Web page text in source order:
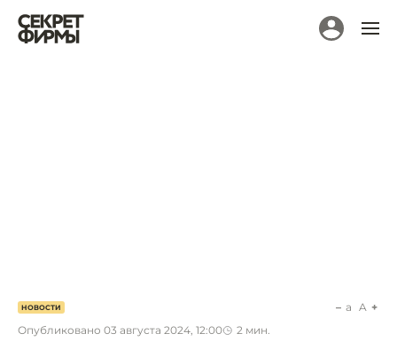
НОВОСТИ
Опубликовано 03 августа 2024, 12:00 2 мин.
a A